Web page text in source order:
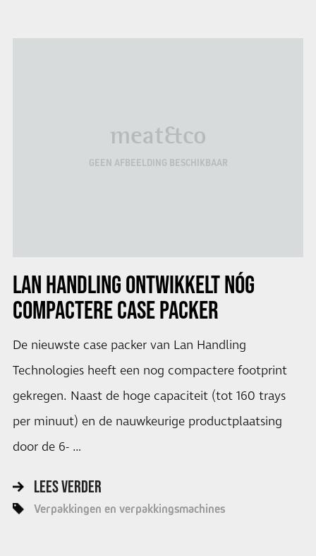
meat&co
GEEN AFBEELDING BESCHIKBAAR
LAN HANDLING ONTWIKKELT NÓG
COMPACTERE CASE PACKER
De nieuwste case packer van Lan Handling
Technologies heeft een nog compactere footprint
gekregen. Naast de hoge capaciteit (tot 160 trays
per minuut) en de nauwkeurige productplaatsing
door de 6- …
LEES VERDER
Verpakkingen en verpakkingsmachines